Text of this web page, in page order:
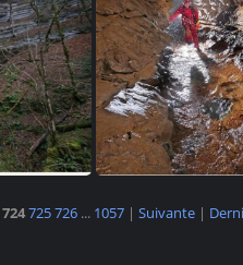
724725726... 1057 | Suivante |